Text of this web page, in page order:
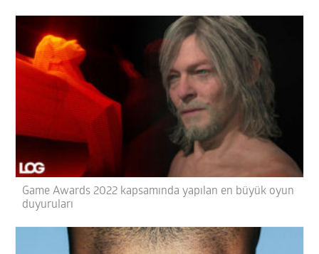
Game Awards 2022 kapsamında yapılan en büyük oyun
duyuruları